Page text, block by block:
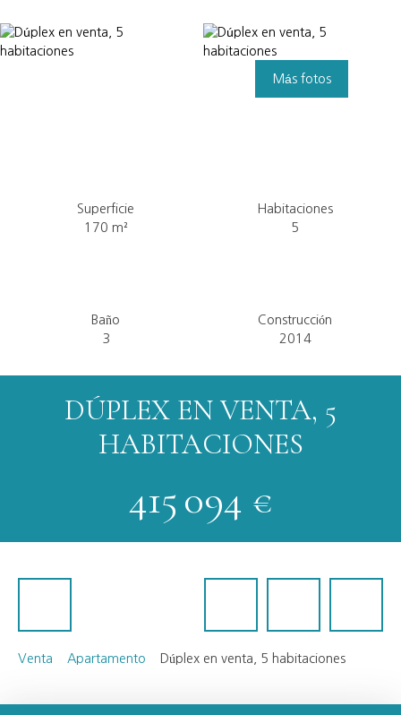
Más fotos
Superficie
170 m²
Habitaciones
5
Baño
3
Construcción
2014
DÚPLEX EN VENTA, 5
HABITACIONES
415 094 €
Venta Apartamento Dúplex en venta, 5 habitaciones